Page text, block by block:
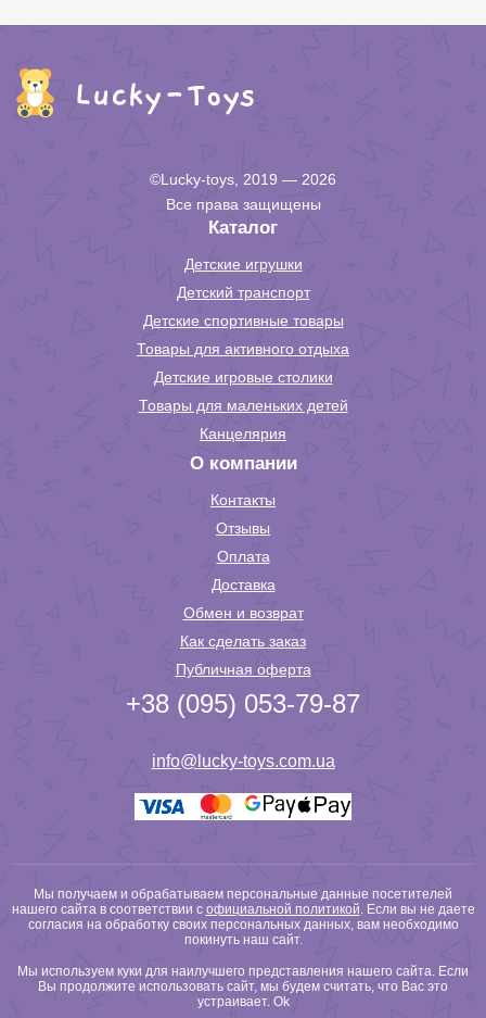
©Lucky-toys, 2019 — 2026
Все права защищены
Каталог
Детские игрушки
Детский транспорт
Детские спортивные товары
Товары для активного отдыха
Детские игровые столики
Товары для маленьких детей
Канцелярия
О компании
Контакты
Отзывы
Оплата
Доставка
Обмен и возврат
Как сделать заказ
Публичная оферта
+38 (095) 053-79-87
info@lucky-toys.com.ua
Мы получаем и обрабатываем персональные данные посетителей
нашего сайта в соответствии с официальной политикой. Если вы не даете
согласия на обработку своих персональных данных, вам необходимо
покинуть наш сайт.
Мы используем куки для наилучшего представления нашего сайта. Если
Вы продолжите использовать сайт, мы будем считать, что Вас это
устраивает. Ok